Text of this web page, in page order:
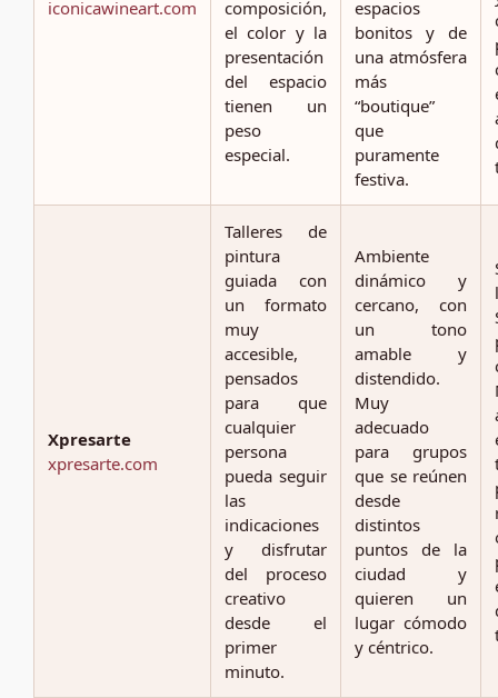
iconicawineart.com
composición,
el color y la
presentación
del espacio
tienen un
peso
especial.
espacios
bonitos y de
una atmósfera
más
“boutique”
que
puramente
festiva.
Xpresarte
xpresarte.com
Talleres de
pintura
guiada con
un formato
muy
accesible,
pensados
para que
cualquier
persona
pueda seguir
las
indicaciones
y disfrutar
del proceso
creativo
desde el
primer
minuto.
Ambiente
dinámico y
cercano, con
un tono
amable y
distendido.
Muy
adecuado
para grupos
que se reúnen
desde
distintos
puntos de la
ciudad y
quieren un
lugar cómodo
y céntrico.